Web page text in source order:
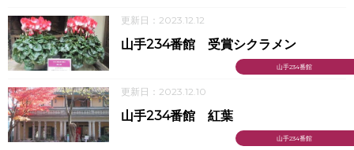
更新日：2023.12.12
山手234番館
山手234番館 受賞シクラメン
更新日：2023.12.10
山手234番館
山手234番館 紅葉